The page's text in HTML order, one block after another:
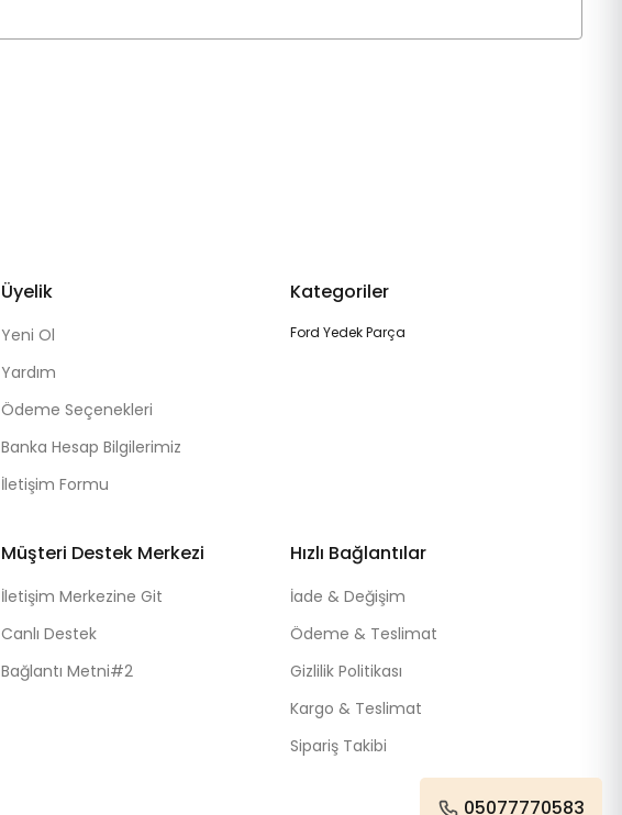
Üyelik
Yeni Ol
Yardım
Ödeme Seçenekleri
Banka Hesap Bilgilerimiz
İletişim Formu
Kategoriler
Ford Yedek Parça
Müşteri Destek Merkezi
İletişim Merkezine Git
Canlı Destek
Bağlantı Metni#2
Hızlı Bağlantılar
İade & Değişim
Ödeme & Teslimat
Gizlilik Politikası
Kargo & Teslimat
Sipariş Takibi
05077770583